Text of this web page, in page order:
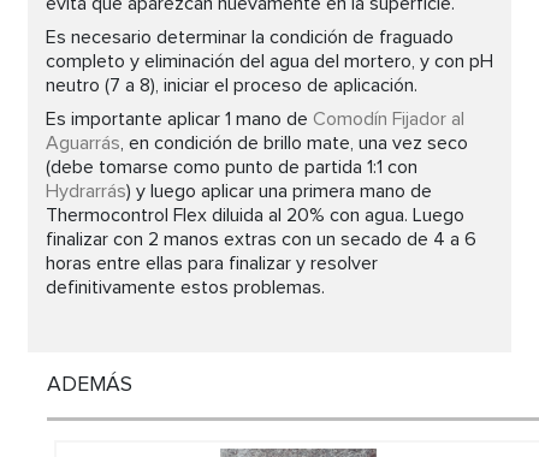
Es necesario determinar la condición de fraguado
completo y eliminación del agua del mortero, y con pH
neutro (7 a 8), iniciar el proceso de aplicación.
Es importante aplicar 1 mano de Comodín Fijador al
Aguarrás , en condición de brillo mate, una vez seco
(debe tomarse como punto de partida 1:1 con
Hydrarrás) y luego aplicar una primera mano de
Thermocontrol Flex diluida al 20% con agua. Luego
finalizar con 2 manos extras con un secado de 4 a 6
horas entre ellas para finalizar y resolver
definitivamente estos problemas.
ADEMÁS